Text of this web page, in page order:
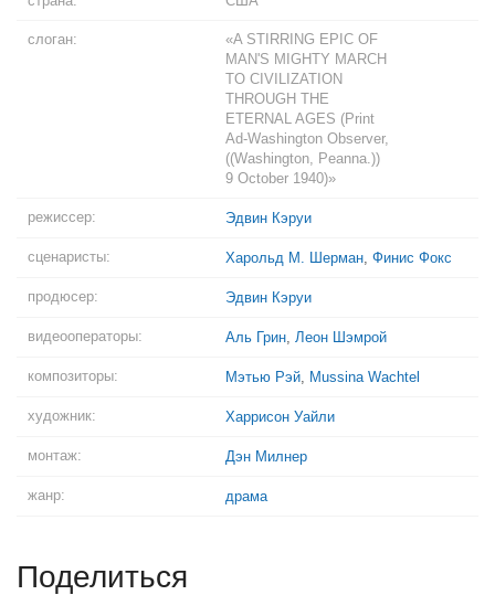
слоган:
«A STIRRING EPIC OF
MAN'S MIGHTY MARCH
TO CIVILIZATION
THROUGH THE
ETERNAL AGES (Print
Ad-Washington Observer,
((Washington, Peanna.))
9 October 1940)»
режиссер: Эдвин Кэруи
сценаристы: Харольд М. Шерман, Финис Фокс
продюсер: Эдвин Кэруи
видеооператоры: Аль Грин, Леон Шэмрой
композиторы: Мэтью Рэй, Mussina Wachtel
художник: Харрисон Уайли
монтаж: Дэн Милнер
жанр: драма
Поделиться